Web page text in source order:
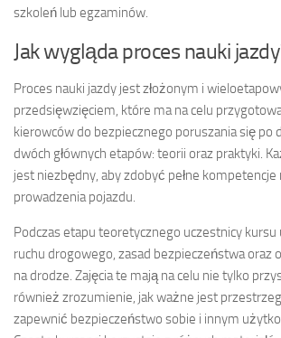
szkoleń lub egzaminów.
Jak wygląda proces nauki
Proces nauki jazdy jest złożonym i
przedsięwzięciem, które ma na celu
kierowców do bezpiecznego poruszania się po
dwóch głównych etapów: teorii oraz praktyki.
jest niezbędny, aby zdobyć pełne kompetencje
prowadzenia pojazdu.
Podczas etapu teoretycznego uczestnicy
ruchu drogowego, zasad bezpieczeństwa oraz
na drodze. Zajęcia te mają na celu nie tylko
również zrozumienie, jak ważne jest
zapewnić bezpieczeństwo sobie i innym